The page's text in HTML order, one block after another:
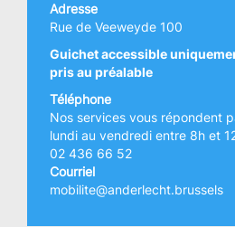
Adresse
Rue de Veeweyde 100
Guichet accessible
pris au préalable
Téléphone
Nos services vous répondent
lundi au vendredi entre 8h et
02 436 66 52
Courriel
mobilite@anderlecht.brussels